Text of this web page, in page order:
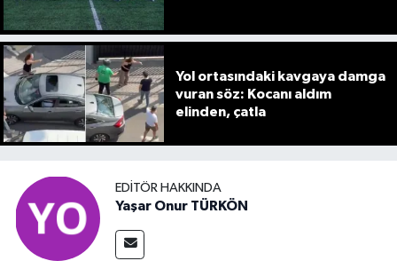
Yol ortasındaki kavgaya damga
vuran söz: Kocanı aldım
elinden, çatla
EDITÖR HAKKINDA
Yaşar Onur TÜRKÖN